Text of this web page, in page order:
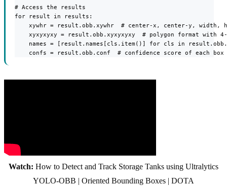
# Access the results
for result in results:
xywhr = result.obb.xywhr  # center-x, center-y, width,
xyxyxyxy = result.obb.xyxyxyxy  # polygon format with
names = [result.names[cls.item()] for cls in
    confs = result.obb.conf  # confidence score of each box
Watch: How to Detect and Track Storage Tanks using Ultralytics
YOLO-OBB | Oriented Bounding Boxes | DOTA